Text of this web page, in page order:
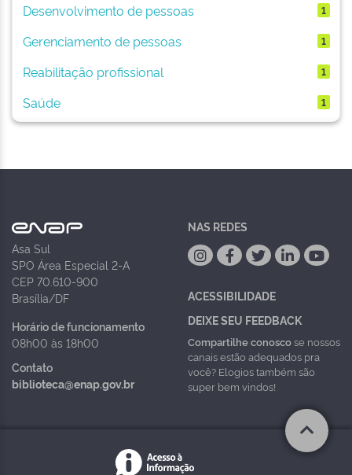
Desenvolvimento de pessoas 1
Gerenciamento de pessoas 1
Reabilitação profissional 1
Saúde 1
Asa Sul
SPO Área Especial 2-A
CEP 70.610-900
Brasília/DF
Horário de funcionamento
08h00 às 18h00
Contato
biblioteca@enap.gov.br
NAS REDES
ACESSIBILIDADE
DEIXE SEU FEEDBACK
Compartilhe conoscose nossos
canais estão adequados pra
você? Elogios também são
super bem vindos!